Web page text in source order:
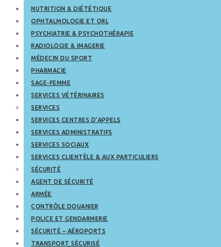
NUTRITION & DIÉTÉTIQUE
OPHTALMOLOGIE ET ORL
PSYCHIATRIE & PSYCHOTHÉRAPIE
RADIOLOGIE & IMAGERIE
MÉDECIN DU SPORT
PHARMACIE
SAGE-FEMME
SERVICES VÉTÉRINAIRES
SERVICES
SERVICES CENTRES D’APPELS
SERVICES ADMINISTRATIFS
SERVICES SOCIAUX
SERVICES CLIENTÈLE & AUX PARTICULIERS
SÉCURITÉ
AGENT DE SÉCURITÉ
ARMÉE
CONTRÔLE DOUANIER
POLICE ET GENDARMERIE
SÉCURITÉ – AÉROPORTS
TRANSPORT SÉCURISÉ